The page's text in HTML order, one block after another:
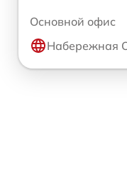
Основной офис
Набережная